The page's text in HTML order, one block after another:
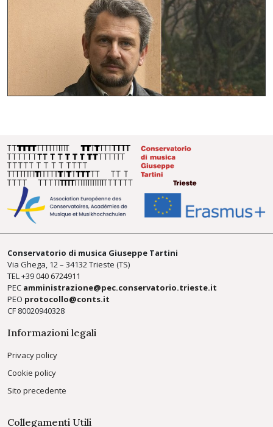
Conservatorio di musica Giuseppe Tartini
Via Ghega, 12 – 34132 Trieste (TS)
TEL +39040 6724911
PEC amministrazione@pec.conservatorio.trieste.it
PEO protocollo@conts.it
CF 80020940328
Informazioni legali
Privacy policy
Cookie policy
Sito precedente
Collegamenti Utili